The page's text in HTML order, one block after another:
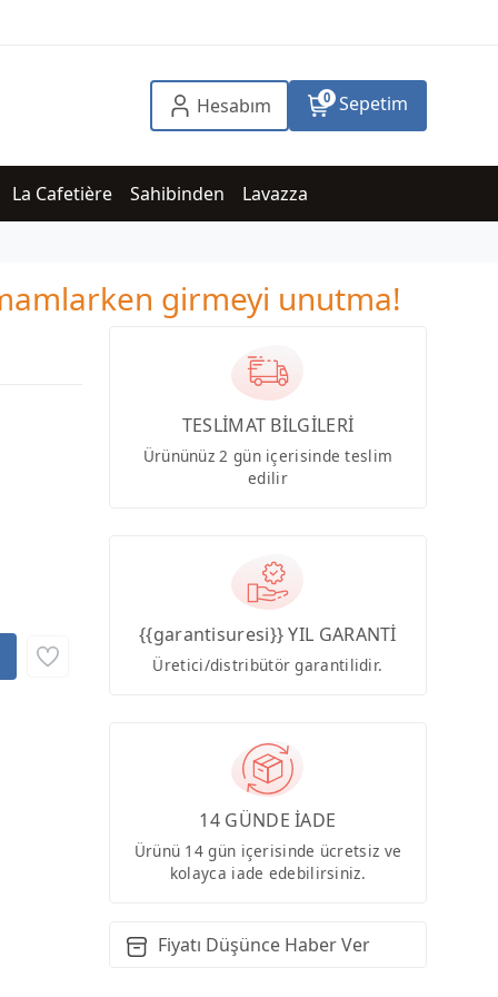
Hesabım 0 Sepetim
La Cafetière Sahibinden Lavazza
girmeyi unutma!
TESLİMAT BİLGİLERİ
Ürününüz 2 gün içerisinde teslim
edilir
{{garantisuresi}} YIL GARANTİ
Üretici/distribütör garantilidir.
14 GÜNDE İADE
Ürünü 14 gün içerisinde ücretsiz ve
kolayca iade edebilirsiniz.
Fiyatı Düşünce Haber Ver